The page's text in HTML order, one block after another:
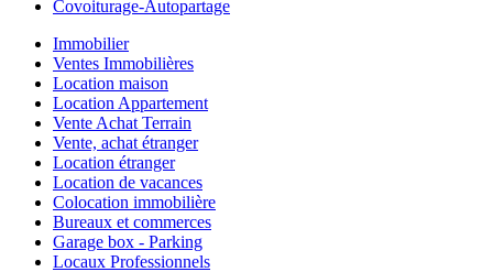
Covoiturage-Autopartage
Immobilier
Ventes Immobilières
Location maison
Location Appartement
Vente Achat Terrain
Vente, achat étranger
Location étranger
Location de vacances
Colocation immobilière
Bureaux et commerces
Garage box - Parking
Locaux Professionnels